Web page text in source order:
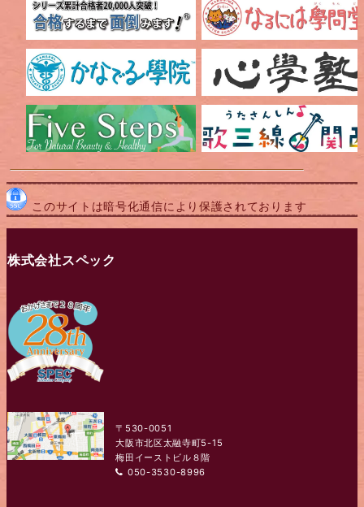
このサイトは暗号化通信により保護されております
株式会社スペック
〒530-0051
大阪市北区太融寺町5-15
梅田イーストビル８階
050-3530-8996